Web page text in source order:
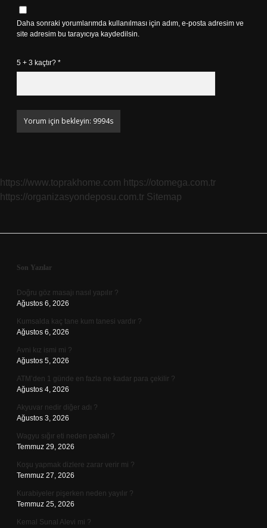
Daha sonraki yorumlarımda kullanılması için adım, e-posta adresim ve
site adresim bu tarayıcıya kaydedilsin.
5 + 3 kaçtır? *
https://www.toprakhome.com https://otomega.com.tr
https://organizasyondeposu.com.tr Sitemap
Sidebar
Son Yazılar
Doğru göz masajı nasıl yapılır ?
Ağustos 6, 2026
Kumsalda kaç tane kum tanesi vardır ?
Ağustos 6, 2026
Avni kız ismi mi ?
Ağustos 5, 2026
ATM’den 1 günde en fazla ne kadar para çekilir ?
Ağustos 4, 2026
Akyuvar nedir diğer adı ?
Ağustos 3, 2026
Wagyu sığır eti neden pahalı ?
Temmuz 29, 2026
Koşu yapmak dizlere zarar verir mi ?
Temmuz 27, 2026
Kurabiyeler pişerken neden yayılır ?
Temmuz 25, 2026
Kemal Sunal Alevi mi ?